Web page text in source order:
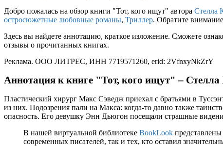
Добро пожалась на обзор книги "Тот, кого ищут" автора Стелла
остросюжетные любовные романы, Триллер. Обратите
Здесь вы найдете аннотацию, краткое изложение. Сможете
отзывы о прочитанных книгах.
Реклама. ООО ЛИТРЕС, ИНН 7719571260, erid: 2VfnxyNkZrY
Аннотация к книге "Тот, кого ищут" –
Пластический хирург Макс Сэведж приехал с братьями в
из них. Подозрения пали на Макса: когда-то давно также
опасность. Его девушку Энн Дьюгон посещали страшные
В нашей виртуальной библиотеке BookLook
современных писателей, так и тех, кто оставил